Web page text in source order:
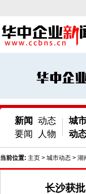
新闻
要闻
动态
人物
城
动
当前位置: 主页 > 城市动态 > 湖
长沙获